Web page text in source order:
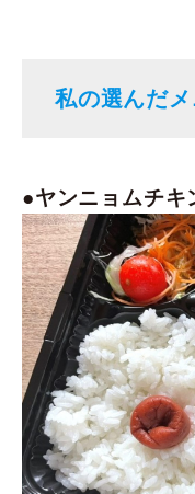
私の選んだ
ヤンニョムチキ